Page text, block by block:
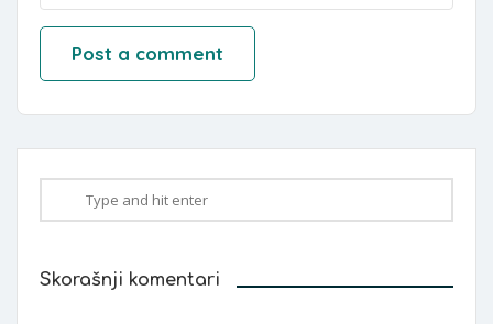
Skorašnji komentari